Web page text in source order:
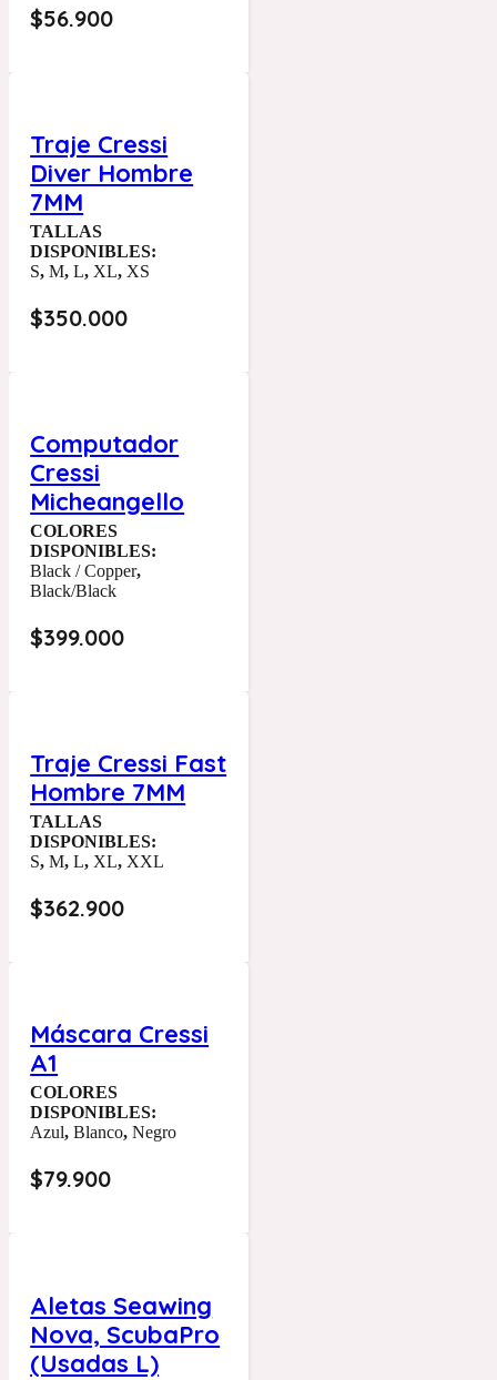
$56.900
Traje Cressi
Diver Hombre
7MM
TALLAS
DISPONIBLES:
S,M,L, XL, XS
$350.000
Computador
Cressi
Micheangello
COLORES
DISPONIBLES:
Black / Copper,
Black/Black
$399.000
Traje Cressi Fast
Hombre 7MM
TALLAS
DISPONIBLES:
S,M,L, XL, XXL
$362.900
Máscara Cressi
A1
COLORES
DISPONIBLES:
Azul,Blanco,Negro
$79.900
Aletas Seawing
Nova, ScubaPro
(Usadas L)